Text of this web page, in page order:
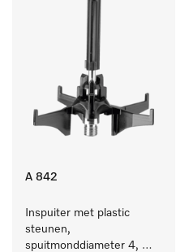
A 842
Inspuiter met plastic
steunen,
spuitmonddiameter 4,